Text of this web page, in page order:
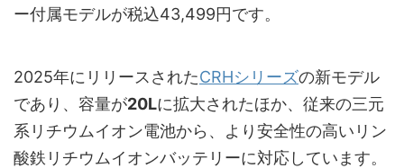
ー付属モデルが税込43,499円です。
2025年にリリースされたCRHシリーズの新モデル
であり、容量が20Lに拡大されたほか、従来の三元
系リチウムイオン電池から、より安全性の高いリン
酸鉄リチウムイオンバッテリーに対応しています。